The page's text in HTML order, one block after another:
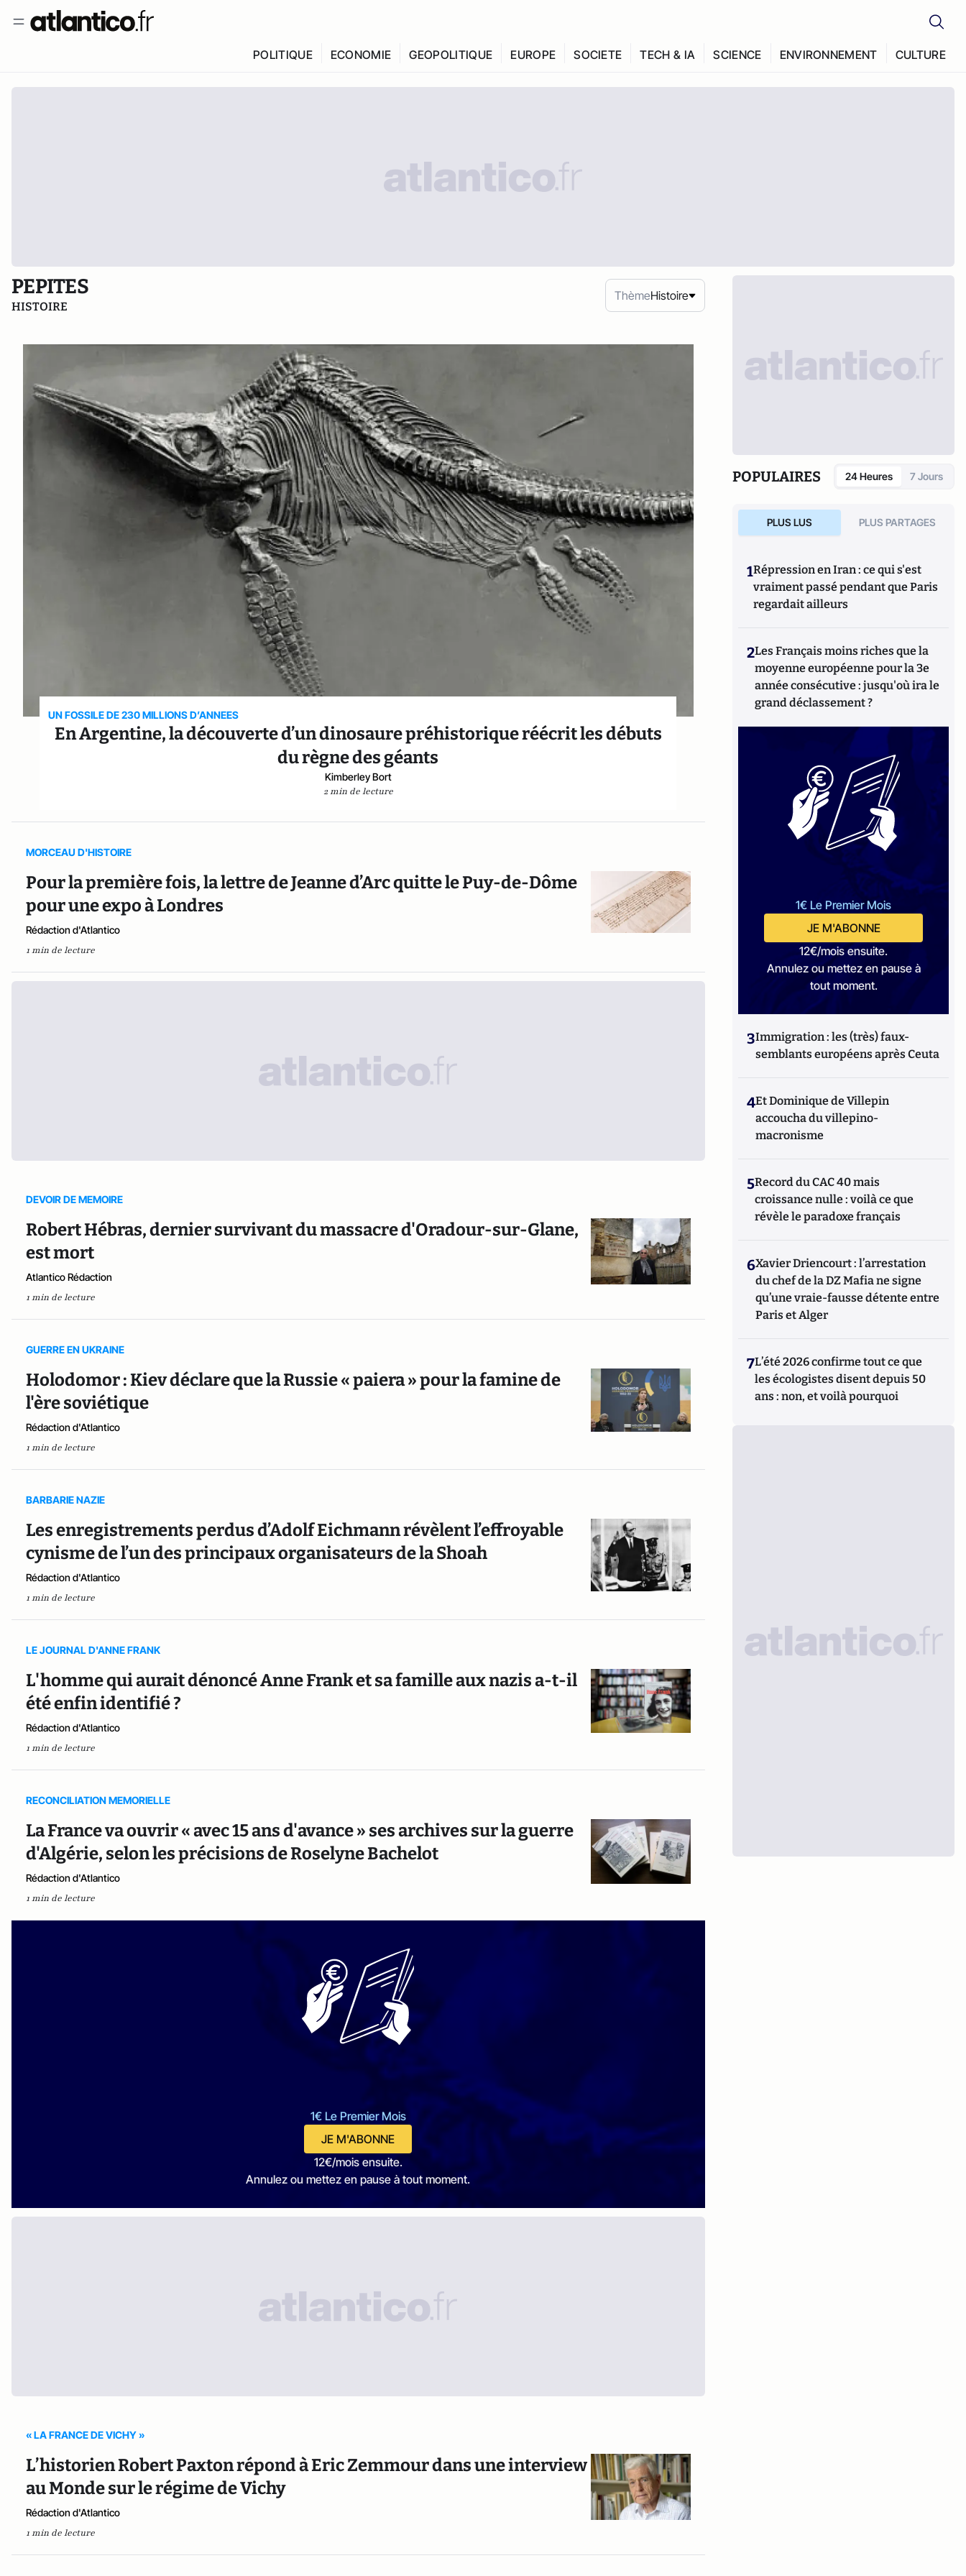
POLITIQUE ECONOMIE GEOPOLITIQUE EUROPE SOCIETE TECH & IA SCIENCE ENVIRONNEMENT CULTURE
PEPITES
HISTOIRE
ThèmeHistoire
UN FOSSILE DE 230 MILLIONS D’ANNEES
En Argentine, la découverte d’un dinosaure préhistorique réécrit les débuts
du règne des géants
Kimberley Bort
2 min de lecture
MORCEAU D'HISTOIRE
Pour la première fois, la lettre de Jeanne d’Arc quitte le Puy-de-Dôme
pour une expo à Londres
Rédaction d'Atlantico
1 min de lecture
DEVOIR DE MEMOIRE
Robert Hébras, dernier survivant du massacre d'Oradour-sur-Glane,
est mort
Atlantico Rédaction
1 min de lecture
GUERRE EN UKRAINE
Holodomor : Kiev déclare que la Russie « paiera » pour la famine de
l'ère soviétique
Rédaction d'Atlantico
1 min de lecture
BARBARIE NAZIE
Les enregistrements perdus d’Adolf Eichmann révèlent l’effroyable
cynisme de l’un des principaux organisateurs de la Shoah
Rédaction d'Atlantico
1 min de lecture
LE JOURNAL D'ANNE FRANK
L'homme qui aurait dénoncé Anne Frank et sa famille aux nazis a-t-il
été enfin identifié ?
Rédaction d'Atlantico
1 min de lecture
RECONCILIATION MEMORIELLE
La France va ouvrir « avec 15 ans d'avance » ses archives sur la guerre
d'Algérie, selon les précisions de Roselyne Bachelot
Rédaction d'Atlantico
1 min de lecture
1€ Le Premier Mois
JE M'ABONNE
12€/mois ensuite.
Annulez ou mettez en pause à tout moment.
« LA FRANCE DE VICHY »
L’historien Robert Paxton répond à Eric Zemmour dans une interview
au Monde sur le régime de Vichy
Rédaction d'Atlantico
1 min de lecture
POPULAIRES 24 Heures 7 Jours
PLUS LUS PLUS PARTAGES
1Répression en Iran : ce qui s'est
vraiment passé pendant que Paris
regardait ailleurs
2Les Français moins riches que la
moyenne européenne pour la 3e
année consécutive : jusqu'où ira le
grand déclassement ?
1€ Le Premier Mois
JE M'ABONNE
12€/mois ensuite.
Annulez ou mettez en pause à
tout moment.
3Immigration : les (très) faux-
semblants européens après Ceuta
4Et Dominique de Villepin
accoucha du villepino-
macronisme
5Record du CAC 40 mais
croissance nulle : voilà ce que
révèle le paradoxe français
6Xavier Driencourt : l’arrestation
du chef de la DZ Mafia ne signe
qu’une vraie-fausse détente entre
Paris et Alger
7L’été 2026 confirme tout ce que
les écologistes disent depuis 50
ans : non, et voilà pourquoi